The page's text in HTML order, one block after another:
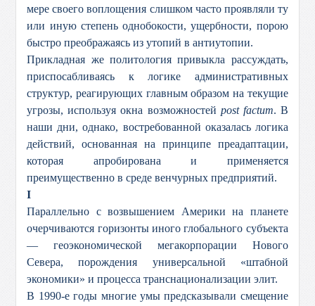
мере своего воплощения слишком часто проявляли ту
или иную степень однобокости, ущербности, порою
быстро преображаясь из утопий в антиутопии.
Прикладная же политология привыкла рассуждать,
приспосабливаясь к логике административных
структур, реагирующих главным образом на текущие
угрозы, используя окна возможностей post factum. В
наши дни, однако, востребованной оказалась логика
действий, основанная на принципе преадаптации,
которая апробирована и применяется
преимущественно в среде венчурных предприятий.
I
Параллельно с возвышением Америки на планете
очерчиваются горизонты иного глобального субъекта
— геоэкономической мегакорпорации Нового
Севера, порождения универсальной «штабной
экономики» и процесса транснационализации элит.
В 1990-е годы многие умы предсказывали смещение